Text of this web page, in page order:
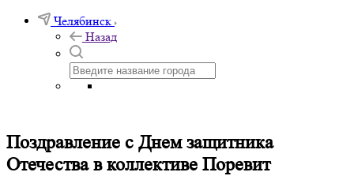
Челябинск
Назад
Поздравление с Днем защитника
Отечества в коллективе Поревит